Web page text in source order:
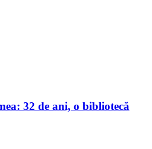
32 de ani, o bibliotecă